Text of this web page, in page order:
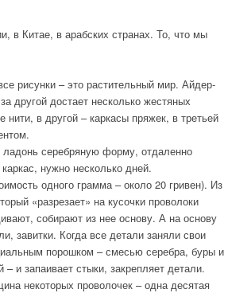
в Китае, в арабских странах. То, что мы
рисунки – это растительный мир. Айдер-
другой достает несколько жестяных
в другой – каркасы пряжек, в третьей
серебряную форму, отдаленно
нужно несколько дней.
одного грамма – около 20 гривен). Из
«разрезает» на кусочки проволоки
собирают из нее основу. А на основу
завитки. Когда все детали заняли свои
порошком – смесью серебра, буры и
и запаивает стыки, закрепляет детали.
некоторых проволочек – одна десятая